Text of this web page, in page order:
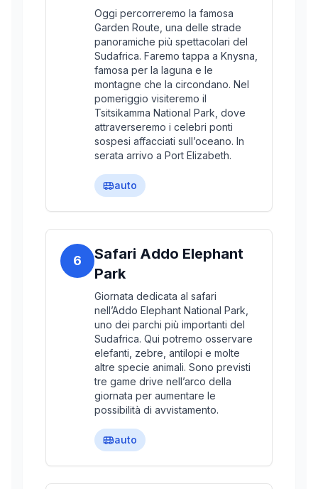
Oggi percorreremo la famosa
Garden Route, una delle strade
panoramiche più spettacolari del
Sudafrica. Faremo tappa a Knysna,
famosa per la laguna e le
montagne che la circondano. Nel
pomeriggio visiteremo il
Tsitsikamma National Park, dove
attraverseremo i celebri ponti
sospesi affacciati sull’oceano. In
serata arrivo a Port Elizabeth.
auto
6
Safari Addo Elephant
Park
Giornata dedicata al safari
nell’Addo Elephant National Park,
uno dei parchi più importanti del
Sudafrica. Qui potremo osservare
elefanti, zebre, antilopi e molte
altre specie animali. Sono previsti
tre game drive nell’arco della
giornata per aumentare le
possibilità di avvistamento.
auto